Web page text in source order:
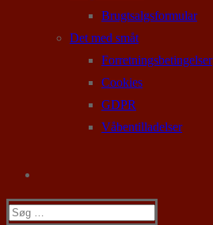
Brugtsalgsformular
Det med småt
Forretningsbetingelser
Cookies
GDPR
Våbentilladelser
Søg